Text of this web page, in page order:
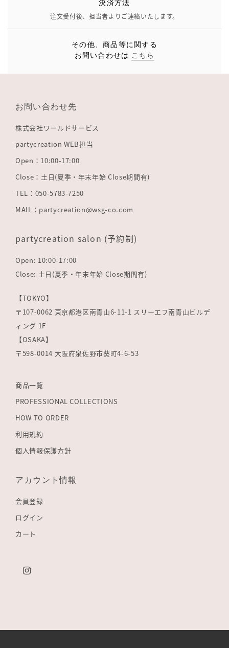
注文受付後、担当者よりご連絡いたします。
その他、商品等に関する
お問い合わせは こちら
お問い合わせ先
株式会社ワールドサービス
partycreation WEB担当
Open：10:00-17:00
Close：土日(夏季・年末年始 Close期間有)
TEL：050-5783-7250
MAIL：partycreation@wsg-co.com
partycreation salon (予約制)
Open: 10:00-17:00
Close: 土日(夏季・年末年始 Close期間有)
【TOKYO】
〒107-0062 東京都港区南青山6-11-1 スリーエフ南青山ビルデ
ィング 1F
【OSAKA】
〒598-0014 大阪府泉佐野市葵町4-6-53
商品一覧
PROFESSIONAL COLLECTIONS
HOW TO ORDER
利用規約
個人情報保護方針
アカウント情報
会員登録
ログイン
カート